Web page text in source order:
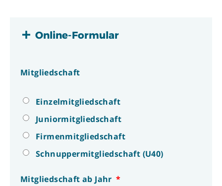
Online-Formular
Mitgliedschaft
Einzelmitgliedschaft
Juniormitgliedschaft
Firmenmitgliedschaft
Schnuppermitgliedschaft (U40)
Mitgliedschaft ab Jahr